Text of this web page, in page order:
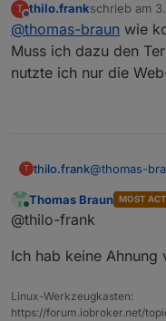
Mein
nicht
T
Offline
thilo.frankschrieb am
zuletzt
@thomas-braun wie
Muss ich dazu den
nutzte ich nur die
T thilo.frank@thomas-
installieren?
Oberfläche.
Online
Thomas Braun MOST
@thilo-frank
Ich hab keine Ahnung
Linux-Werkzeugkasten:
https://forum.iobroker.net/